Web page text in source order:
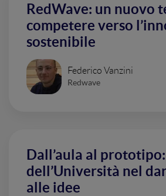
RedWave: un nuovo
competere verso
sostenibile
Federico Vanzini
Redwave
Dall’aula al
dell’Università nel
alle idee